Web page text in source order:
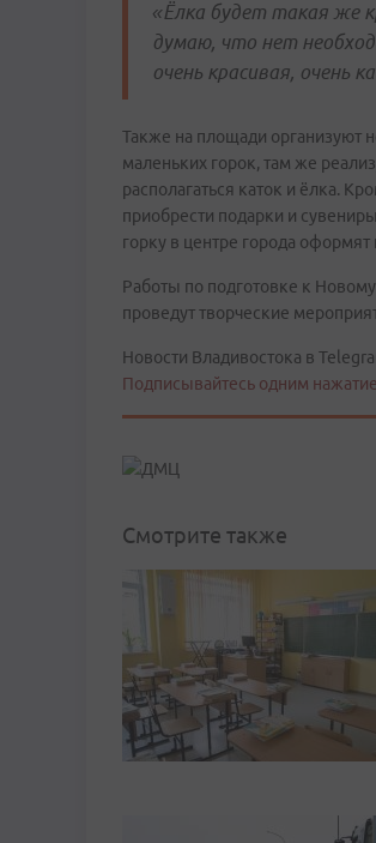
«Ёлка будет такая же
думаю, что нет
очень красивая, очень
Также на площади организуют
маленьких горок, там же
располагаться каток и ёлка.
приобрести подарки и
горку в центре города
Работы по подготовке к
проведут творческие
Новости Владивостока в
Подписывайтесь одним
Смотрите также